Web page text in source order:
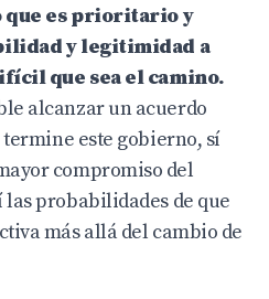
que es prioritario y
y legitimidad a
que sea el camino.
alcanzar un acuerdo
este gobierno, sí
compromiso del
probabilidades de que
más allá del cambio de